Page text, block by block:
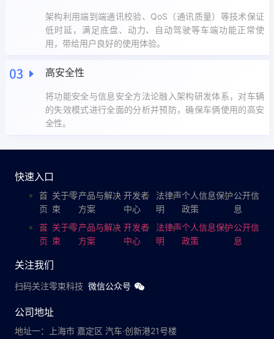
架构利用端到端通讯校验、QoS（通讯质量）等技术保证
低时延，满足底盘、动力、自动驾驶等车端功能正常使
用，带给用户良好的使用体验。
高安全性
将功能安全与信息安全方法论融入架构研发体系，对车辆
的失效模式进行全面的分析并预防，确保车俩使用的高安
全性。
快速入口
首
页
关于零
束
产品与解决
方案
开发者
中心
法律声
明
个人信息保护
政策
公开信
息
首
页
关于零
束
产品与解决
方案
开发者
中心
法律声
明
个人信息保护
政策
公开信
息
关注我们
扫码关注零束科技 微信公众号
公司地址
地址一：上海市 嘉定区 汽车·创新港21号楼